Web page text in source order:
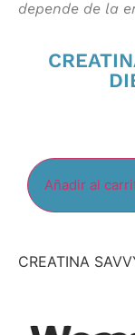
depende de la
Añadir al
CREATINA